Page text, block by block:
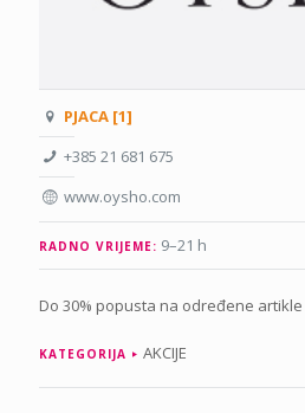
PJACA [1]
+385 21 681 675
www.oysho.com
RADNO VRIJEME: 9–21 h
Do 30% popusta na određene artikle
KATEGORIJA AKCIJE